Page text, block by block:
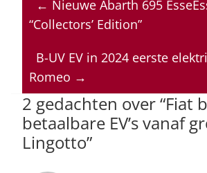
s
p
p
e
o
o
k
e
n
a
s
l
← Nieuwe Abarth 695
“Collectors’ Edition”
B-UV EV in 2024 eerste
Romeo →
2 gedachten over “Fiat
betaalbare EV’s vanaf
Lingotto”